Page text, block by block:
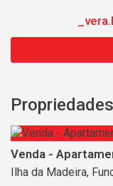
Venda -
Ilha da Madeira,